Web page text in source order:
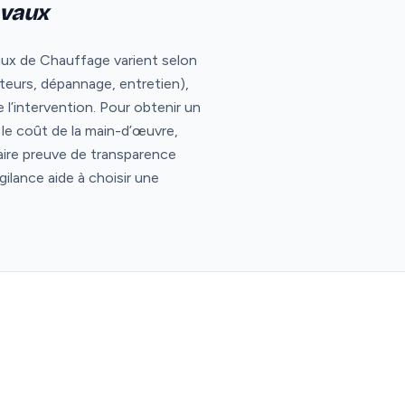
de Chauffage varient selon
dépannage, entretien),
Pour obtenir un
coût de la main-d’œuvre,
preuve de transparence
aide à choisir une